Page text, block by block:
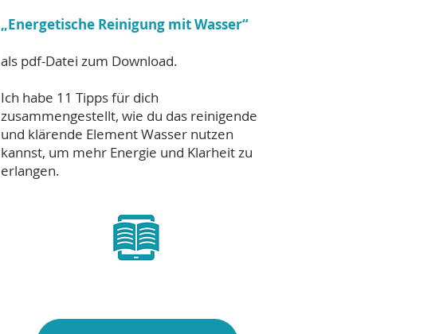
„Energetische Reinigung mit Wasser“
als pdf-Datei zum Download.
Ich habe 11 Tipps für dich
zusammengestellt, wie du das reinigende
und klärende Element Wasser nutzen
kannst, um mehr Energie und Klarheit zu
erlangen.